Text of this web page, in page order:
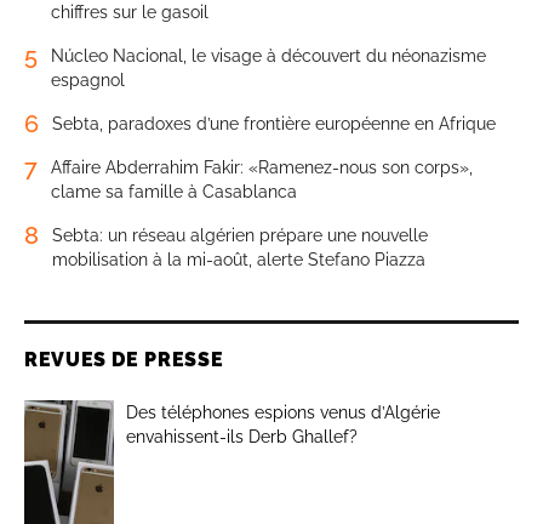
chiffres sur le gasoil
5
Núcleo Nacional, le visage à découvert du néonazisme
espagnol
6 Sebta, paradoxes d’une frontière européenne en Afrique
7
Affaire Abderrahim Fakir: «Ramenez-nous son corps»,
clame sa famille à Casablanca
8
Sebta: un réseau algérien prépare une nouvelle
mobilisation à la mi-août, alerte Stefano Piazza
REVUES DE PRESSE
Des téléphones espions venus d’Algérie
envahissent-ils Derb Ghallef?